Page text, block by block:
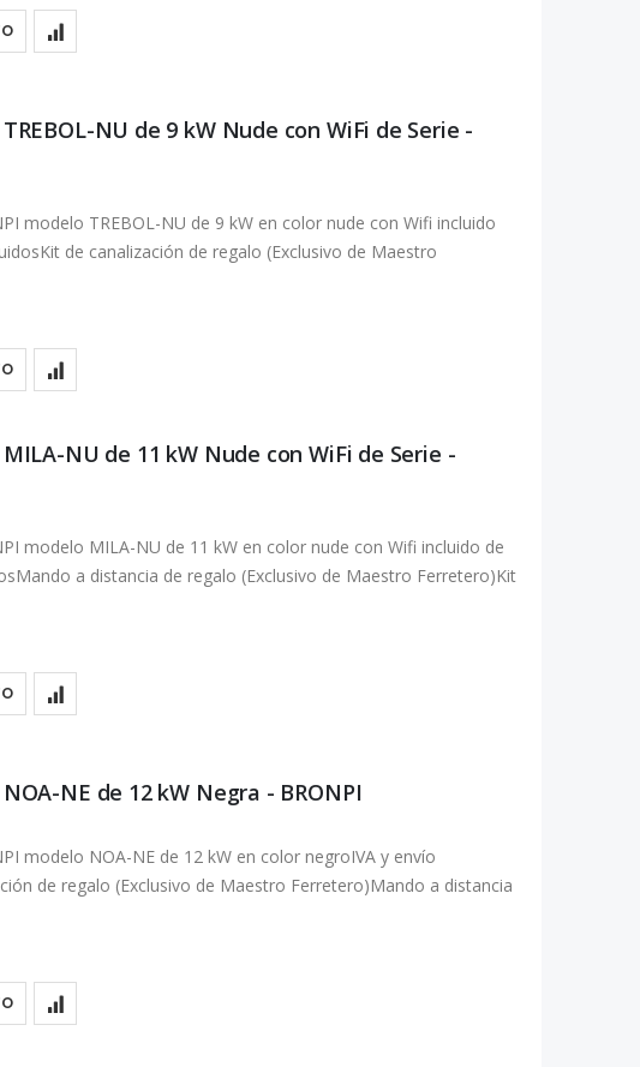
NU de 9 kW Nude con WiFi de Serie -
modelo TREBOL-NU de 9 kW en color nude con Wifi incluido
de canalización de regalo (Exclusivo de Maestro
NU de 11 kW Nude con WiFi de Serie -
modelo MILA-NU de 11 kW en color nude con Wifi incluido de
a distancia de regalo (Exclusivo de Maestro Ferretero)Kit
NE de 12 kW Negra - BRONPI
modelo NOA-NE de 12 kW en color negroIVA y envío
de regalo (Exclusivo de Maestro Ferretero)Mando a distancia